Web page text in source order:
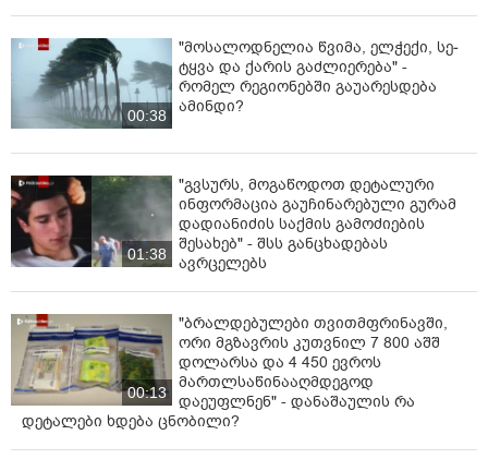
00:38
"მოსალოდნელია წვიმა, ელ­ჭე­ქი, სე­
ტყვა და ქა­რის გაძ­ლი­ე­რე­ბა" -
რომელ რეგიონებში გაუარესდება
ამინდი?
01:38
"გვსურს, მოგაწოდოთ დეტალური
ინფორმაცია გაუჩინარებული გურამ
დადიანიძის საქმის გამოძიების
შესახებ" - შსს განცხადებას
ავრცელებს
00:13
"ბრალდებულები თვითმფრინავში,
ორი მგზავრის კუთვნილ 7 800 აშშ
დოლარსა და 4 450 ევროს
მართლსაწინააღმდეგოდ
დაეუფლნენ" - დანაშაულის რა
დეტალები ხდება ცნობილი?